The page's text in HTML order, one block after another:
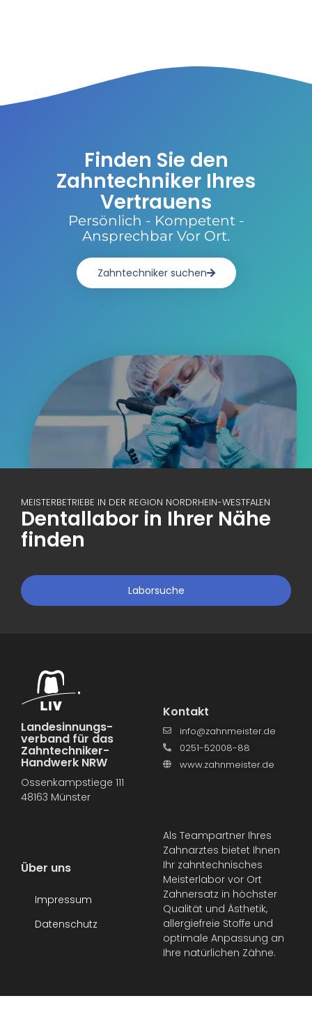
Finden Sie den
Zahntechniker Ihres
Vertrauens
Persönlich - Kompetent -
Ansprechbar Vor Ort.
Zahntechniker suchen
MEISTERBETRIEBE IN DER REGION NORDRHEIN-WESTFALEN
Dentallabor in Ihrer Nähe
finden
Laborsuche
Landesinnungs­
verband für das
Zahntechniker-
Handwerk NRW
Ossenkampstiege 111
48163 Münster
Kontakt
info@zahnmeister.de
0251-52008-88
www.zahnmeister.de
Über uns
Impressum
Datenschutz
Als Teampartner Ihres
Zahnarztes bietet Ihnen
Ihr zahntechnisches
Meisterlabor vor Ort
Zahnersatz in höchster
Qualität und Ästhetik,
allergiefreie Stoffe und
optimale Anpassung an
Ihre natürlichen Zähne.